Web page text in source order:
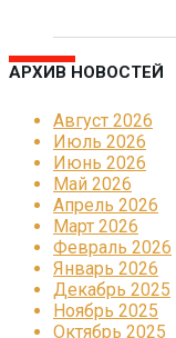
АРХИВ НОВОСТЕЙ
Август 2026
Июль 2026
Июнь 2026
Май 2026
Апрель 2026
Март 2026
Февраль 2026
Январь 2026
Декабрь 2025
Ноябрь 2025
Октябрь 2025